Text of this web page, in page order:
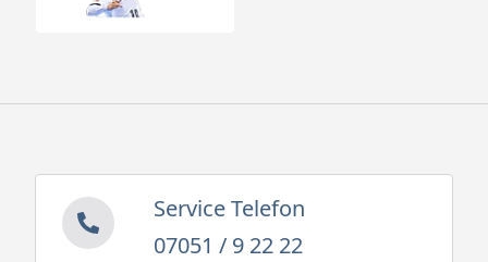
Service Telefon
07051 / 9 22 22